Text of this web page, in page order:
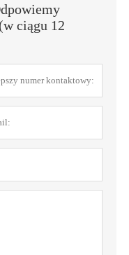
ciągu 12